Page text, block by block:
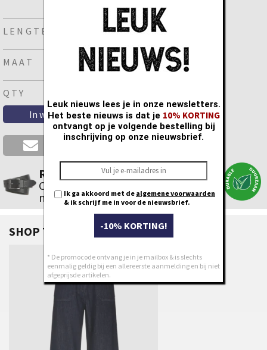
LENGTE
MAAT
QTY
Is je maat niet beschikbaar ?
Riem nodig ?
Check ons ruim aanbod met de juiste
maatindicatie.
SHOP THE LOOK
Leuk nieuws lees je in onze newsletters.
Het beste nieuws is dat je 10% KORTING
ontvangt op je volgende bestelling bij
inschrijving op onze nieuwsbrief.
Ik ga akkoord met de algemene voorwaarden
& ik schrijf me in voor de nieuwsbrief.
-10% KORTING!
* De promocode ontvang je in je mailbox & is slechts
eenmalig geldig bij een allereerste aanmelding en bij niet
afgeprijsde artikelen.